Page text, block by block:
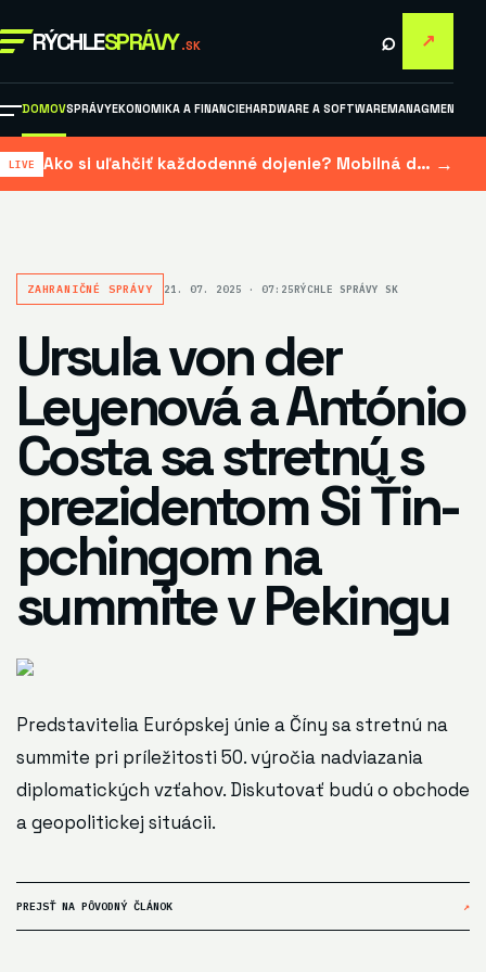
RÝCHLESPRÁVY .SK ⌕ ↗
DOMOVSPRÁVYEKONOMIKA A FINANCIEHARDWARE A SOFTWAREMANAGMENT A
Ako si uľahčiť každodenné dojenie? Mobilná dojačka šetrí čas aj námahu →
ZAHRANIČNÉ SPRÁVY 21. 07. 2025 · 07:25RÝCHLE SPRÁVY SK
Ursula von der
Leyenová a António
Costa sa stretnú s
prezidentom Si Ťin-
pchingom na
summite v Pekingu
Predstavitelia Európskej únie a Číny sa stretnú na
summite pri príležitosti 50. výročia nadviazania
diplomatických vzťahov. Diskutovať budú o obchode
a geopolitickej situácii.
PREJSŤ NA PÔVODNÝ ČLÁNOK ↗